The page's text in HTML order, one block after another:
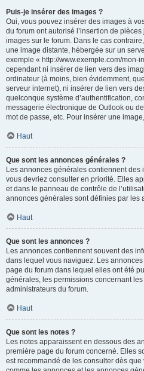
Puis-je insérer des images ?
Oui, vous pouvez insérer des images à
du forum ont autorisé l’insertion de
images sur le forum. Dans le cas
une image distante, hébergée sur un
exemple « http://www.exemple.com/mon-
cependant ni insérer de lien vers des
ordinateur (à moins, bien évidemment,
serveur internet), ni insérer de lien vers
quelconque système d’authentification,
messagerie électronique de Outlook ou
mot de passe, etc. Pour insérer une
Haut
Que sont les annonces générales ?
Les annonces générales contiennent des
vous devriez consulter en priorité. Elles
et dans le panneau de contrôle de
annonces générales sont définies par les
Haut
Que sont les annonces ?
Les annonces contiennent souvent des
dans lequel vous naviguez. Les
page du forum dans lequel elles ont été
générales, les permissions concernant
administrateurs du forum.
Haut
Que sont les notes ?
Les notes apparaissent en dessous des
première page du forum concerné. Elles
est recommandé de les consulter dès